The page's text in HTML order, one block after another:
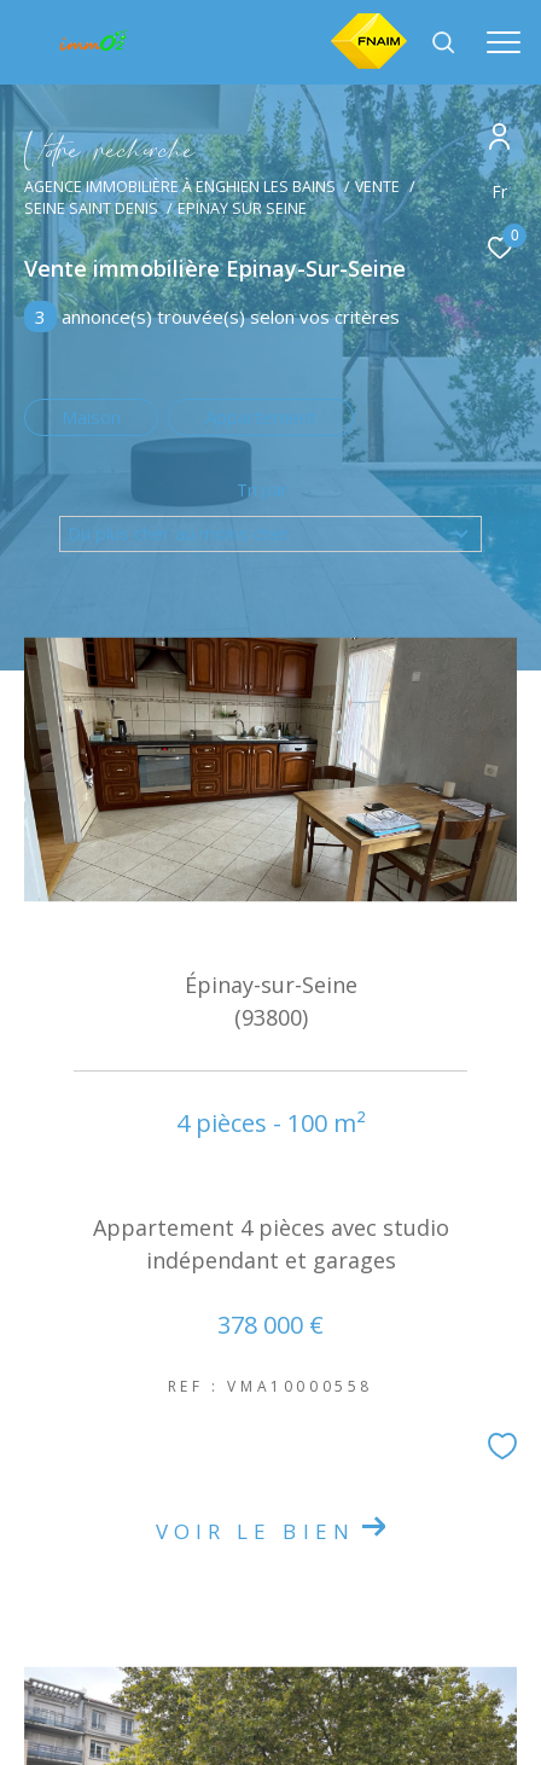
Fr
0
Vore recece
AGENCE IMMOBILIÈRE À ENGHIEN LES BAINS
VENTE
SEINE SAINT DENIS
EPINAY SUR SEINE
Vente immobilière Epinay-Sur-Seine
3 annonce(s) trouvée(s) selon vos critères
Maison Appartement
Tri par
Du plus cher au moins cher
Épinay-sur-Seine
(93800)
4 pièces - 100 m²
Appartement 4 pièces avec studio
indépendant et garages
378 000 €
REF : VMA10000558
VOIR LE BIEN
Effectuer une recherche
et trouver le bien qui correspond à vos critères
Type
d'offre
Vente
bien
Budget
Budget
Surface
Pièces
Pièces
Référence
AFFINER LES CRITÈRES
FILTRER PAR
NOUVEAUTÉS